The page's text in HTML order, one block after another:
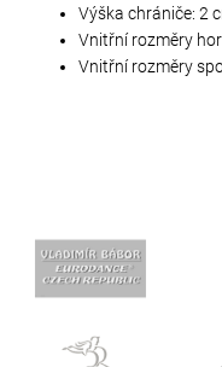
Výška chrániče: 2
Vnitřní rozměry
Vnitřní rozměry